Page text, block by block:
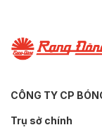
CÔNG TY CP
Trụ sở chính